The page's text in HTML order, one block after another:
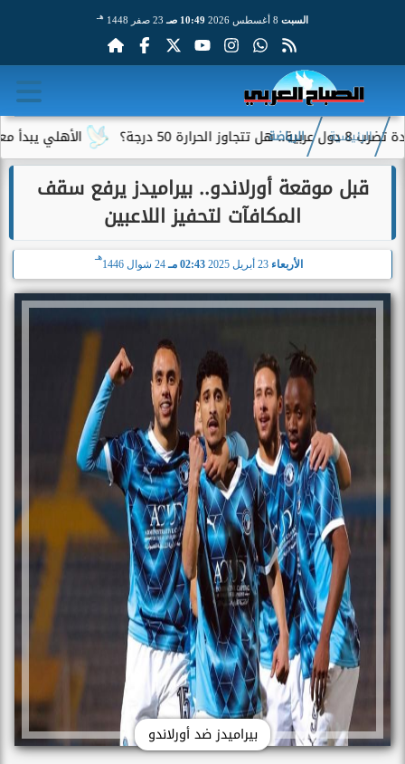
السبت 10:49 صـ 23 صفر 1448 هـ
الأهلي يبدأ الرئيسية الرياضة
قبل موقعة أورلاندو.. بيراميدز يرفع سقف
المكافآت لتحفيز اللاعبين
الأربعاء 02:43 مـ 24 شوال 1446
هـ
بيراميدز ضد أورلاندو